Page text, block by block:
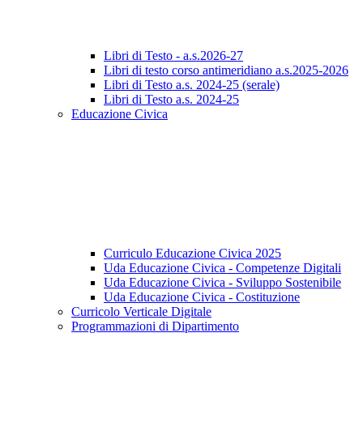
Libri di Testo - a.s.2026-27
Libri di testo corso antimeridiano a.s.2025-2026
Libri di Testo a.s. 2024-25 (serale)
Libri di Testo a.s. 2024-25
Educazione Civica
Curriculo Educazione Civica 2025
Uda Educazione Civica - Competenze Digitali
Uda Educazione Civica - Sviluppo Sostenibile
Uda Educazione Civica - Costituzione
Curricolo Verticale Digitale
Programmazioni di Dipartimento